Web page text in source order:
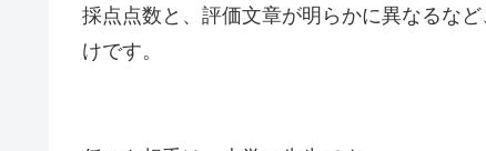
採点点数と、評価文章が明らかに異なるな
けです。